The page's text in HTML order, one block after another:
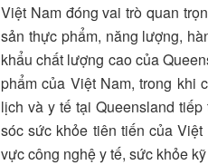
Việt Nam đóng vai trò quan
sản thực phẩm, năng lượng,
khẩu chất lượng cao của
phẩm của Việt Nam, trong khi
lịch và y tế tại Queensland
sóc sức khỏe tiên tiến của
vực công nghệ y tế, sức khỏe